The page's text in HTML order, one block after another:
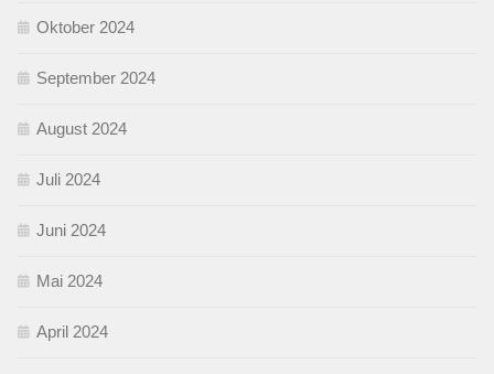
Oktober 2024
September 2024
August 2024
Juli 2024
Juni 2024
Mai 2024
April 2024